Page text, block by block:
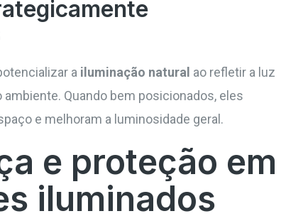
a iluminação natural ao refletir a luz
Quando bem posicionados, eles
e melhoram a luminosidade geral.
e proteção em
iluminados